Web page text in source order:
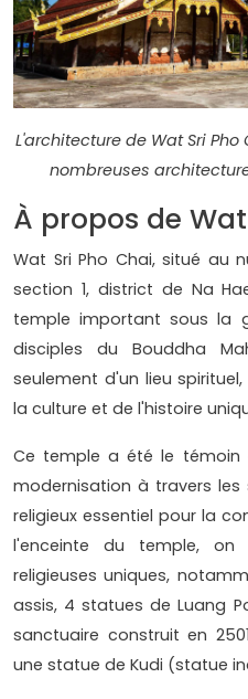
L'architecture de Wat Sri
nombreuses
À propos de
Wat Sri Pho Chai, situé au
section 1, district de Na
temple important sous la
disciples du Bouddha
seulement d'un lieu
la culture et de l'histoire
Ce temple a été le
modernisation à travers
religieux essentiel pour la
l'enceinte du temple, on
religieuses uniques,
assis, 4 statues de Luang
sanctuaire construit en
une statue de Kudi (statue